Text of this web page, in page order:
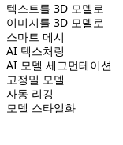
텍스트를 3D 모델로
이미지를 3D 모델로
스마트 메시
AI 텍스처링
AI 모델 세그먼테이션
고정밀 모델
자동 리깅
모델 스타일화